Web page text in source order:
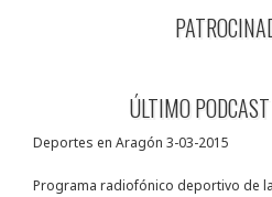
ÚLTIMO
Deportes en Aragón 3-03-2015
Programa radiofónico deportivo de